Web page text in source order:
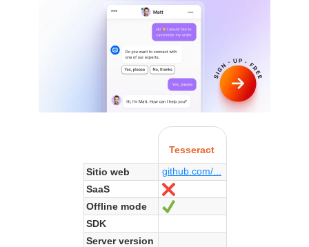
Tesseract
Sitio web
github.com/...
SaaS
Offline mode
SDK
Server version